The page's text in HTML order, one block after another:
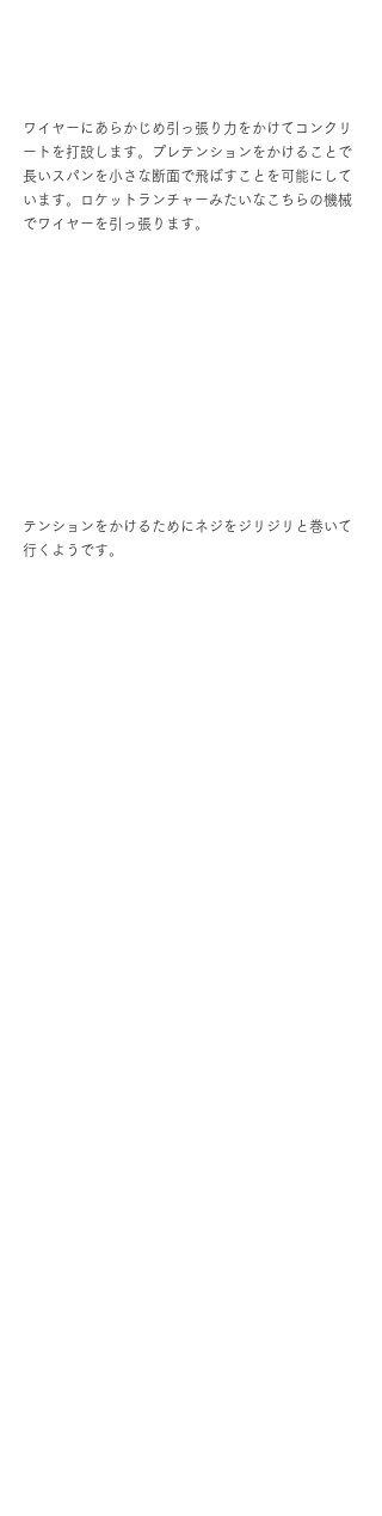
ワイヤーにあらかじめ引っ張り力をかけてコンクリ
ートを打設します。プレテンションをかけることで
長いスパンを小さな断面で飛ばすことを可能にして
います。ロケットランチャーみたいなこちらの機械
でワイヤーを引っ張ります。
テンションをかけるためにネジをジリジリと巻いて
行くようです。